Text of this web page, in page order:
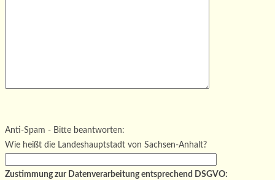
Bitte lasse dieses Feld leer.
Anti-Spam - Bitte beantworten:
Wie heißt die Landeshauptstadt von Sachsen-Anhalt?
Zustimmung zur Datenverarbeitung entsprechend DSGVO: